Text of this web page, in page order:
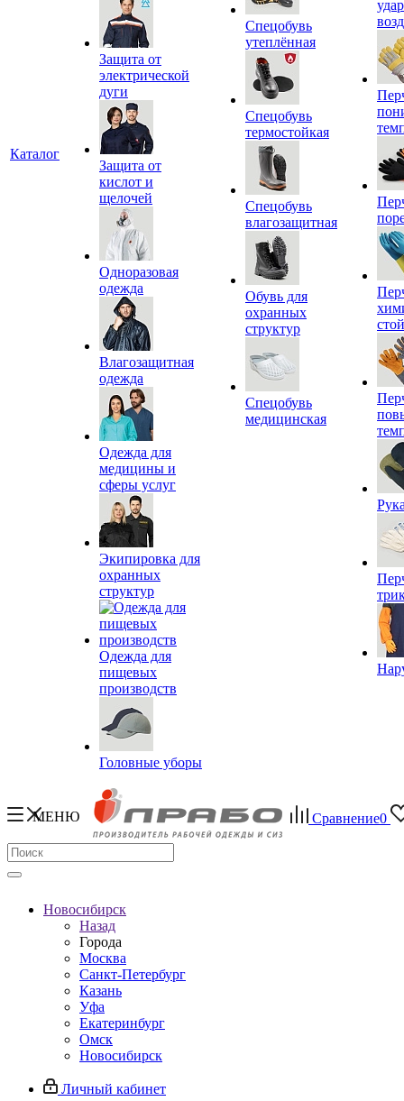
Каталог
Защита от
электрической
дуги
Защита от
кислот и
щелочей
Одноразовая
одежда
Влагозащитная
одежда
Одежда для
медицины и
сферы услуг
Экипировка для
охранных
структур
Одежда для
пищевых
производств
Головные уборы
Спецобувь
утеплённая
Спецобувь
термостойкая
Спецобувь
влагозащитная
Обувь для
охранных
структур
Спецобувь
медицинская
МЕНЮ Сравнение0
Новосибирск
Назад
Города
Москва
Санкт-Петербург
Казань
Уфа
Екатеринбург
Омск
Новосибирск
Личный кабинет